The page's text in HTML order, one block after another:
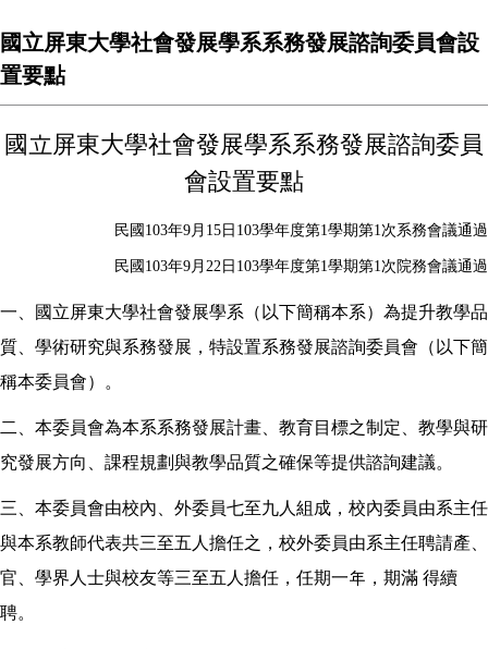
國立屏東大學社會發展學系系務發展諮詢委員會設
置要點
國立屏東大學社會發展學系系務發展諮詢委員
會設置要點
民國103年9月15日103學年度第1學期第1次系務會議通過
民國103年9月22日103學年度第1學期第1次院務會議通過
一、國立屏東大學社會發展學系（以下簡稱本系）為提升教學品
質、學術研究與系務發展，特設置系務發展諮詢委員會（以下簡
稱本委員會）。
二、本委員會為本系系務發展計畫、教育目標之制定、教學與研
究發展方向、課程規劃與教學品質之確保等提供諮詢建議。
三、本委員會由校內、外委員七至九人組成，校內委員由系主任
與本系教師代表共三至五人擔任之，校外委員由系主任聘請產、
官、學界人士與校友等三至五人擔任，任期一年，期滿 得續
聘。